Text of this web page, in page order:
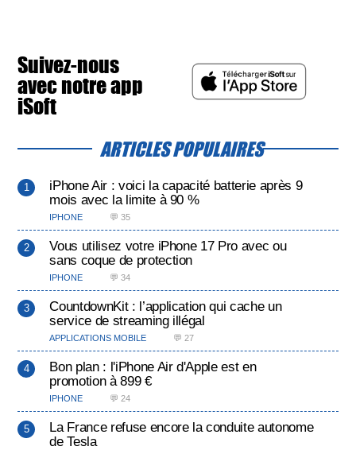
Suivez-nous
avec notre app
iSoft
ARTICLES POPULAIRES
iPhone Air : voici la capacité batterie après 9
mois avec la limite à 90 %
IPHONE 💬 35
Vous utilisez votre iPhone 17 Pro avec ou
sans coque de protection
IPHONE 💬 34
CountdownKit : l’application qui cache un
service de streaming illégal
APPLICATIONS MOBILE 💬 27
Bon plan : l'iPhone Air d'Apple est en
promotion à 899 €
IPHONE 💬 24
La France refuse encore la conduite autonome
de Tesla